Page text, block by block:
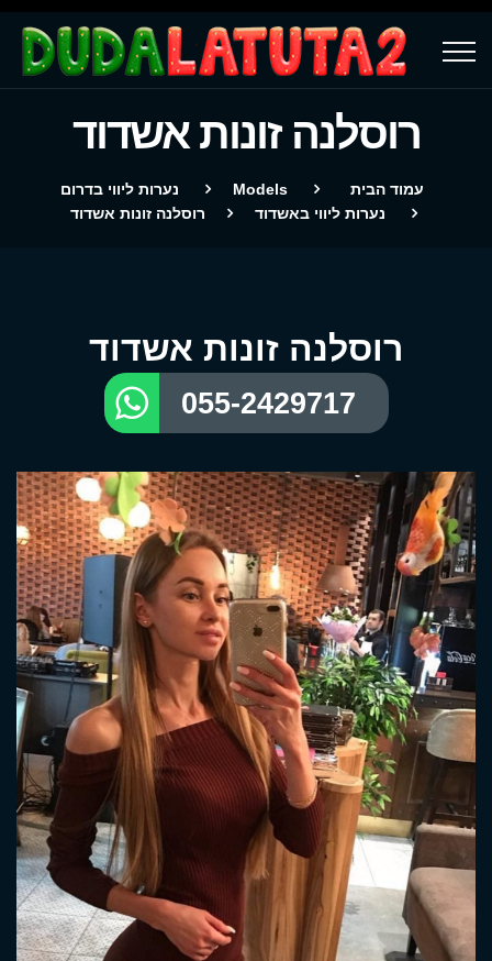
רוסלנה זונות אשדוד
עמוד הבית Models
נערות ליווי בדרום
נערות ליווי באשדוד
רוסלנה זונות אשדוד
רוסלנה זונות אשדוד
055-2429717